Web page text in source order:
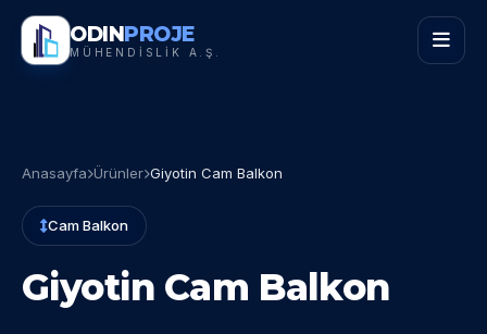
ODINPROJE
MÜHENDİSLİK A.Ş.
Anasayfa Ürünler Giyotin Cam Balkon
Cam Balkon
Giyotin Cam Balkon